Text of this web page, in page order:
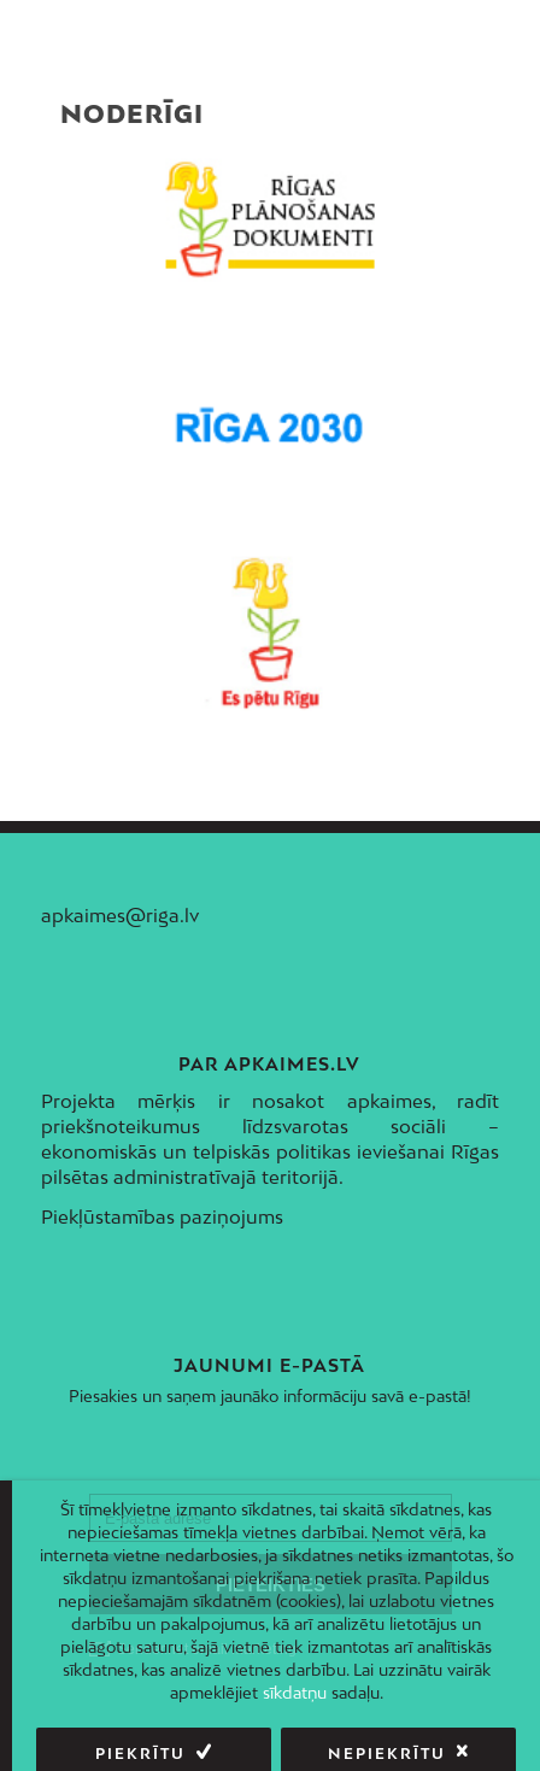
NODERĪGI
apkaimes@riga.lv
PAR APKAIMES.LV
Projekta mērķis ir nosakot apkaimes, radīt
priekšnoteikumus līdzsvarotas sociāli –
ekonomiskās un telpiskās politikas ieviešanai Rīgas
pilsētas administratīvajā teritorijā.
Piekļūstamības paziņojums
JAUNUMI E-PASTĀ
Piesakies un saņem jaunāko informāciju savā e-pastā!
Šī tīmekļvietne izmanto sīkdatnes, tai skaitā sīkdatnes, kas
nepieciešamas tīmekļa vietnes darbībai. Ņemot vērā, ka
interneta vietne nedarbosies, ja sīkdatnes netiks izmantotas, šo
sīkdatņu izmantošanai piekrišana netiek prasīta. Papildus
nepieciešamajām sīkdatnēm (cookies), lai uzlabotu vietnes
darbību un pakalpojumus, kā arī analizētu lietotājus un
pielāgotu saturu, šajā vietnē tiek izmantotas arī analītiskās
sīkdatnes, kas analizē vietnes darbību. Lai uzzinātu vairāk
apmeklējiet sīkdatņusadaļu.
PIEKRĪTU NEPIEKRĪTU